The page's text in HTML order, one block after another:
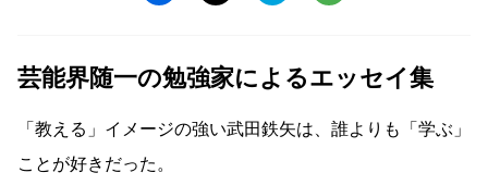
芸能界随一の勉強家によるエッセイ集
「教える」イメージの強い武田鉄矢は、誰よりも「学ぶ」
ことが好きだった。